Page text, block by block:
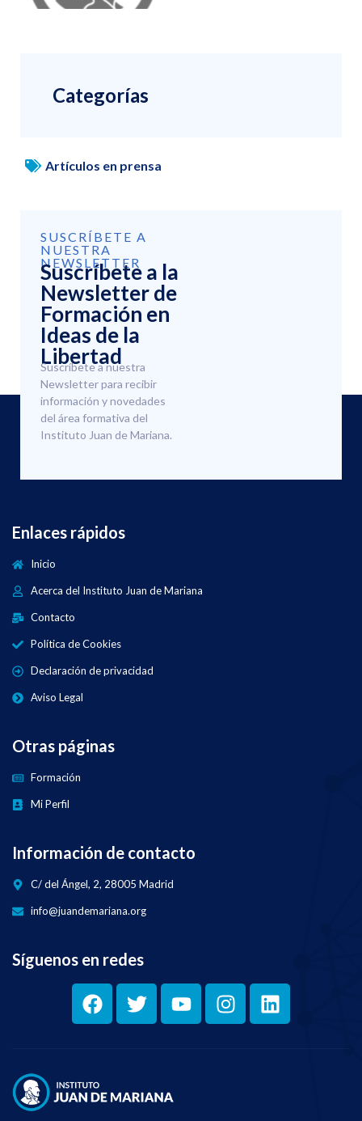
Categorías
Artículos en prensa
SUSCRÍBETE A
NUESTRA
NEWSLETTER
Suscríbete a la
Newsletter de
Formación en
Ideas de la
Libertad
Suscríbete a nuestra
Newsletter para recibir
información y novedades
del área formativa del
Instituto Juan de Mariana.
Enlaces rápidos
Inicio
Acerca del Instituto Juan de Mariana
Contacto
Política de Cookies
Declaración de privacidad
Aviso Legal
Otras páginas
Formación
Mi Perfil
Información de contacto
C/ del Ángel, 2, 28005 Madrid
info@juandemariana.org
Síguenos en redes